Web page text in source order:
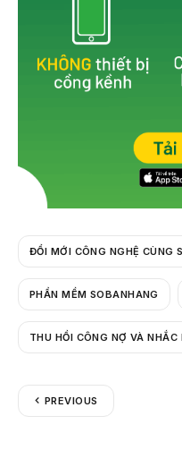
ĐỔI MỚI CÔNG NGHỆ CÙNG
PHẦN MỀM SOBANHANG
THU HỒI CÔNG NỢ VÀ NHẮC
PREVIOUS